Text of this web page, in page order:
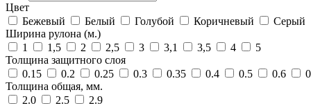
Цвет
Бежевый
Белый Голубой Коричневый
Серый
Ширина рулона (м.)
1
1,5 2 2,5 3 3,1 3,5 4
5
Толщина защитного слоя
0.15
0.2 0.25 0.3 0.35 0.4 0.5 0.6
Толщина общая, мм.
2.0
2.5
2.9